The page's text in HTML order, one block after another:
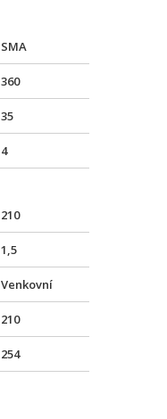
SMA
360
35
4
210
1,5
Venkovní
210
254